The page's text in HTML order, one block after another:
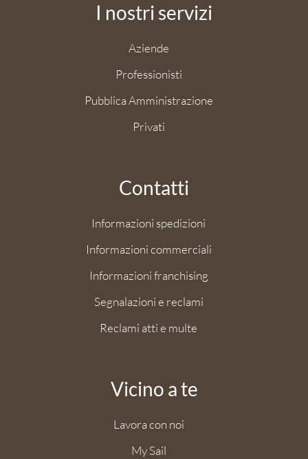
I nostri servizi
Aziende
Professionisti
Pubblica Amministrazione
Privati
Contatti
Informazioni spedizioni
Informazioni commerciali
Informazioni franchising
Segnalazioni e reclami
Reclami atti e multe
Vicino a te
Lavora con noi
My Sail